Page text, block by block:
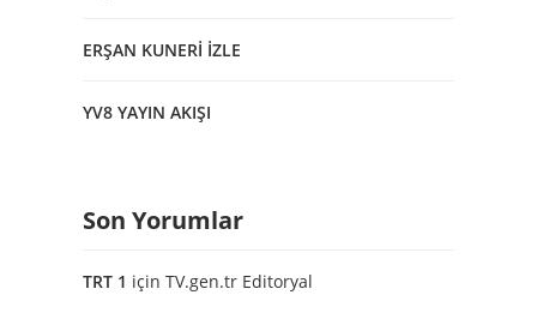
ERŞAN KUNERİ İZLE
YV8 YAYIN AKIŞI
Son Yorumlar
TRT 1 için TV.gen.tr Editoryal